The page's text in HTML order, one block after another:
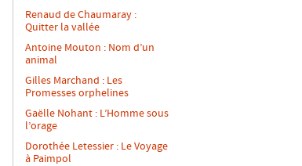
Renaud de Chaumaray :
Quitter la vallée
Antoine Mouton : Nom d’un
animal
Gilles Marchand : Les
Promesses orphelines
Gaëlle Nohant : L’Homme sous
l’orage
Dorothée Letessier : Le Voyage
à Paimpol